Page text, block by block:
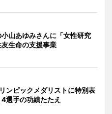
山あゆみさんに「女性研究
生命の支援事業
ンピックメダリストに特別表
手の功績たたえ